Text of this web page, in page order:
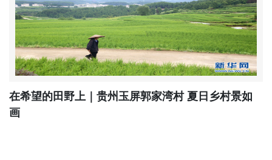
在希望的田野上｜贵州玉屏郭家湾村 夏日乡村景如
画